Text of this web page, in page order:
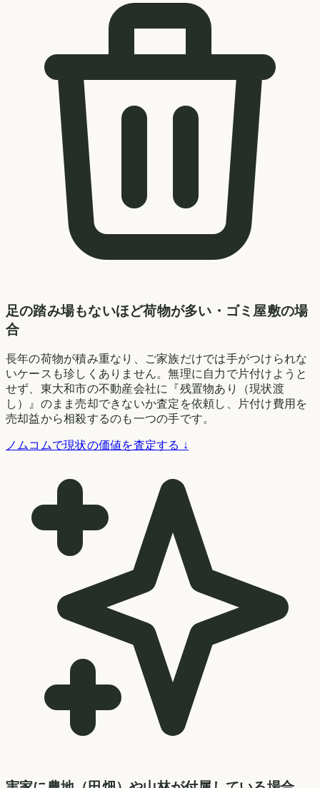
足の踏み場もないほど荷物が多い・ゴミ屋敷の場
合
長年の荷物が積み重なり、ご家族だけでは手がつけられな
いケースも珍しくありません。無理に自力で片付けようと
せず、東大和市の不動産会社に『残置物あり（現状渡
し）』のまま売却できないか査定を依頼し、片付け費用を
売却益から相殺するのも一つの手です。
ノムコムで現状の価値を査定する ↓